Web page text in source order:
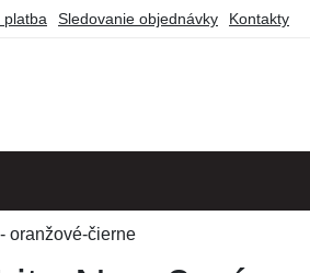
platba Sledovanie objednávky Kontakty
oranžové-čierne